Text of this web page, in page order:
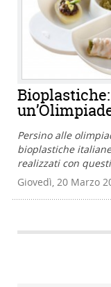
Persino alle
bioplastiche
realizzati con
Giovedì, 20 Marzo